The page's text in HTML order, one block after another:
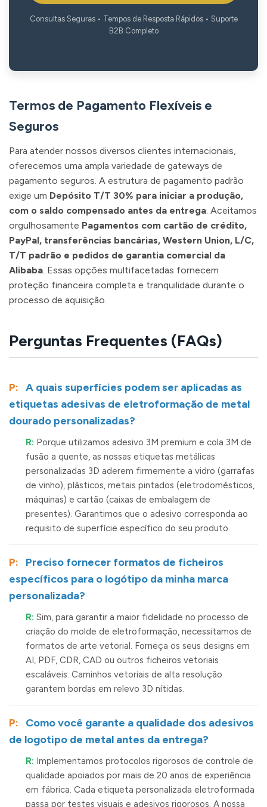
Consultas Seguras • Tempos de Resposta Rápidos • Suporte
B2B Completo
Termos de Pagamento Flexíveis e
Seguros
Para atender nossos diversos clientes internacionais,
oferecemos uma ampla variedade de gateways de
pagamento seguros. A estrutura de pagamento padrão
exige um Depósito T/T 30% para iniciar a produção,
com o saldo compensado antes da entrega. Aceitamos
orgulhosamente Pagamentos com cartão de crédito,
PayPal, transferências bancárias, Western Union, L/C,
T/T padrão e pedidos de garantia comercial da
Alibaba. Essas opções multifacetadas fornecem
proteção financeira completa e tranquilidade durante o
processo de aquisição.
Perguntas Frequentes (FAQs)
P: A quais superfícies podem ser aplicadas as
etiquetas adesivas de eletroformação de metal
dourado personalizadas?
R: Porque utilizamos adesivo 3M premium e cola 3M de
fusão a quente, as nossas etiquetas metálicas
personalizadas 3D aderem firmemente a vidro (garrafas
de vinho), plásticos, metais pintados (eletrodomésticos,
máquinas) e cartão (caixas de embalagem de
presentes). Garantimos que o adesivo corresponda ao
requisito de superfície específico do seu produto.
P:
Preciso fornecer formatos de ficheiros
específicos para o logótipo da minha marca
personalizada?
R: Sim, para garantir a maior fidelidade no processo de
criação do molde de eletroformação, necessitamos de
formatos de arte vetorial. Forneça os seus designs em
AI, PDF, CDR, CAD ou outros ficheiros vetoriais
escaláveis. Caminhos vetoriais de alta resolução
garantem bordas em relevo 3D nítidas.
P:
Como você garante a qualidade dos adesivos
de logotipo de metal antes da entrega?
R: Implementamos protocolos rigorosos de controle de
qualidade apoiados por mais de 20 anos de experiência
em fábrica. Cada etiqueta personalizada eletroformada
passa por testes visuais e adesivos rigorosos. A nossa